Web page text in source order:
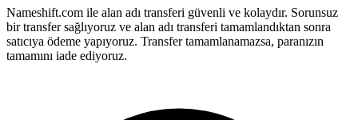
Nameshift.com ile alan adı transferi güvenli ve kolaydır. Sorunsuz
bir transfer sağlıyoruz ve alan adı transferi tamamlandıktan sonra
satıcıya ödeme yapıyoruz. Transfer tamamlanamazsa, paranızın
tamamını iade ediyoruz.